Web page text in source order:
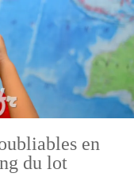
en
du lot